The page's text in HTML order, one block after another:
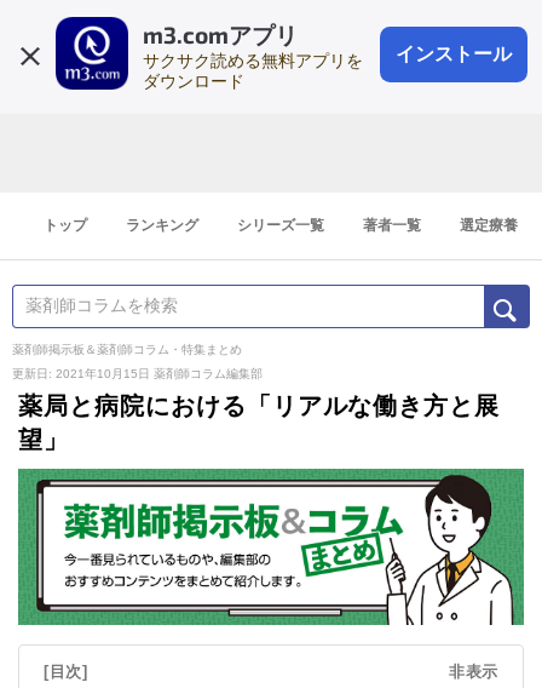
m3.comアプリ
サクサク読める無料アプリを
ダウンロード
インストール
会員登録
登録1分
トップ ランキング シリーズ一覧 著者一覧 選定療養
薬剤師掲示板＆薬剤師コラム・特集まとめ
更新日: 2021年10月15日 薬剤師コラム編集部
薬局と病院における「リアルな働き方と展
望」
[目次] 非表示